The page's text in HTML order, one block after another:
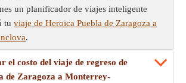
un planificador de viajes inteligente
tu viaje de Heroica Puebla de Zaragoza a
.
el costo del viaje de regreso de
de Zaragoza a Monterrey-